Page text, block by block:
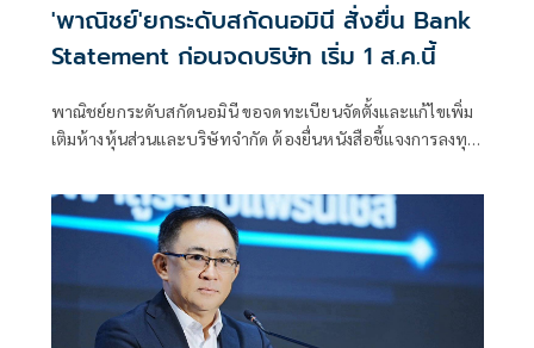
'พาณิชย์'ยกระดับสกัดนอมินี สั่งยื่น Bank
Statement ก่อนจดบริษัท เริ่ม 1 ส.ค.นี้
พาณิชย์ยกระดับสกัดนอมินี ขอจดทะเบียนจัดตั้งและแก้ไขเพิ่ม
เติมห้างหุ้นส่วนและบริษัทจำกัด ต้องยื่นหนังสือชี้แจงการลงทุน